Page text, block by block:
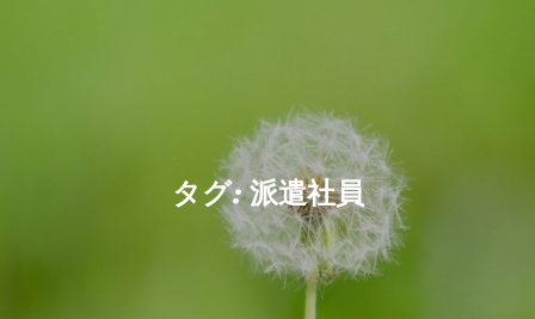
タグ:派遣社員